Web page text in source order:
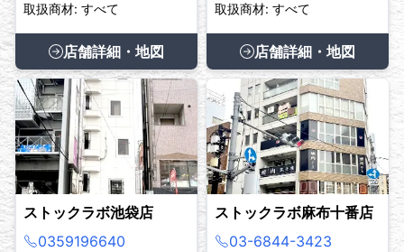
取扱商材: すべて
店舗詳細・地図
取扱商材: すべて
店舗詳細・地図
ストックラボ池袋店
0359196640
ストックラボ麻布十番店
03-6844-3423